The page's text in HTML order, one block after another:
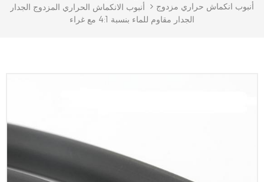
أنبوب الانكماش الحراري المزدوج الجدار
أنبوب انكماش حراري مزدوج
الجدار مقاوم للماء بنسبة 4:1 مع غراء